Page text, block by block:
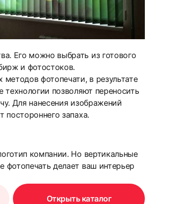
Его можно выбрать из готового
и фотостоков.
фотопечати, в результате
технологии позволяют переносить
Для нанесения изображений
постороннего запаха.
компании. Но вертикальные
фотопечать делает ваш интерьер
Открыть каталог